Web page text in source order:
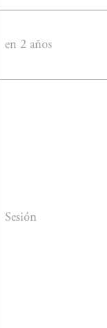
en 2 años
Sesión